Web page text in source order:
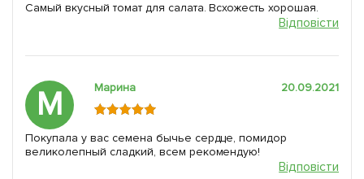
Самый вкусный томат для салата. Всхожесть хорошая.
Відповісти
М Марина 20.09.2021
Покупала у вас семена бычье сердце, помидор
великолепный сладкий, всем рекомендую!
Відповісти